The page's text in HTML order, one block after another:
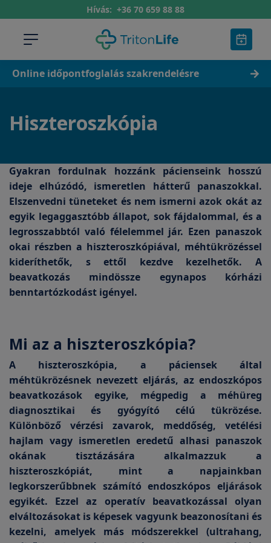
Hívás: +36 70 659 88 88
Online időpontfoglalás szakrendelésre
Hiszteroszkópia
Gyakran fordulnak hozzánk pácienseink hosszú
ideje elhúzódó, ismeretlen hátterű panaszokkal.
Elszenvedni tüneteket és nem ismerni azok okát az
egyik legaggasztóbb állapot, sok fájdalommal, és a
legrosszabbtól való félelemmel jár. Ezen panaszok
okai részben a hiszteroszkópiával, méhtükrözéssel
kideríthetők, s ettől kezdve kezelhetők. A
beavatkozás mindössze egynapos kórházi
benntartózkodást igényel.
Mi az a hiszteroszkópia?
A hiszteroszkópia, a páciensek által
méhtükrözésnek nevezett eljárás, az endoszkópos
beavatkozások egyike, mégpedig a méhüreg
diagnosztikai és gyógyító célú tükrözése.
Különböző vérzési zavarok, meddőség, vetélési
hajlam vagy ismeretlen eredetű alhasi panaszok
okának tisztázására alkalmazzuk a
hiszteroszkópiát, mint a napjainkban
legkorszerűbbnek számító endoszkópos eljárások
egyikét. Ezzel az operatív beavatkozással olyan
elváltozásokat is képesek vagyunk beazonosítani és
kezelni, amelyek más módszerekkel (ultrahang,